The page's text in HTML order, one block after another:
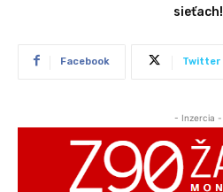
sieťach!
Facebook Twitter
- Inzercia -